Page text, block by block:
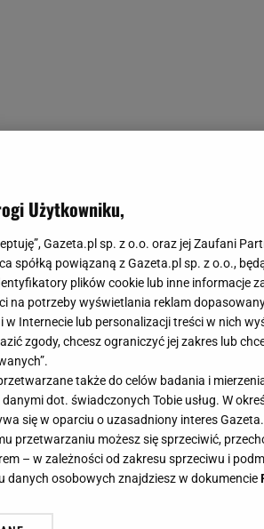
się na
Użytkowniku,
Gazeta.pl sp. z o.o. oraz jej Zaufani
spółką powiązaną z Gazeta.pl sp. z o.o.,
plików cookie lub inne informacje
na potrzeby wyświetlania reklam
Internecie lub personalizacji treści w nich
zgody, chcesz ograniczyć jej zakres lub
także do celów badania i
dot. świadczonych Tobie usług. W
się w oparciu o uzasadniony interes
przetwarzaniu możesz się sprzeciwić,
– w zależności od zakresu sprzeciwu i
danych osobowych znajdziesz w dokumencie